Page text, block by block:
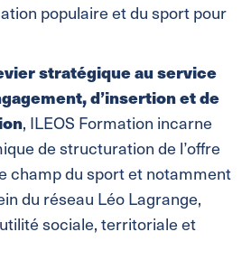
populaire et du sport pour
stratégique au service
d’insertion et de
, ILEOS Formation incarne
de structuration de l’offre
champ du sport et notamment
du réseau Léo Lagrange,
sociale, territoriale et